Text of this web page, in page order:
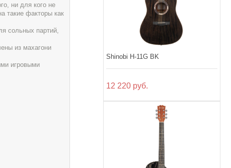
Shinobi H-11G BK
12 220 руб.
ни для кого не
такие факторы как
сольных партий,
из махагони
игровыми